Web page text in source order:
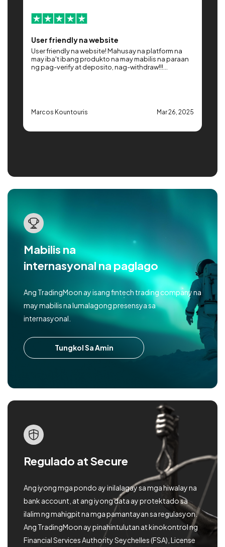
User friendly na website
User friendly na website! Mahusay na platform na
may iba't ibang produkto na may mabilis na paraan
ng pag-verify at deposito, nag-withdraw!!!...
Marcos Kountouris Mar 26, 2025
Mabilis na
internasyonal na paglago
Ang TradingMoon ay isang fintech trading company na
may mabilis na lumalagong presensya sa
internasyonal.
Tungkol Sa Amin
Regulado at Secure
Ang iyong mga pondo ay inilalagay sa mga hiwalay na
bank account, at ang iyong data ay protektado sa
ilalim ng mahigpit na mga pamantayan sa regulasyon.
Ang TradingMoon ay pinahintulutan at kinokontrol ng
Financial Services Authority Seychelles (FSA), License